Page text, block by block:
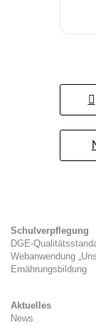
Schulverpflegung
DGE-
Webanwendung
Ernährungsbildung
Aktuelles
News